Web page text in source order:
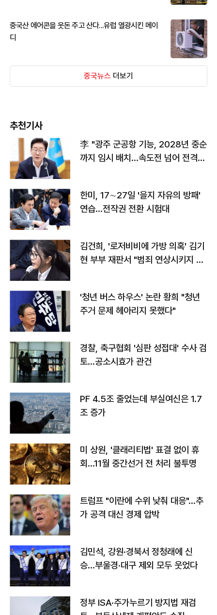
중국산 에어콘을 웃돈 주고 산다...유럽 열광시킨 메이
디
중국뉴스 더보기
추천기사
李 "광주 군공항 기능, 2028년 중순
까지 임시 배치…속도전 넘어 전격
한미, 17∼27일 '을지 자유의 방패'
연습…전작권 전환 시험대
김건희, '로저비비에 가방 의혹' 김기
현 부부 재판서 "범죄 연상시키지 말
'청년 버스 하우스' 논란 황희 "청년
주거 문제 헤아리지 못했다"
경찰, 축구협회 '심판 성접대' 수사 검
토…공소시효가 관건
PF 4.5조 줄었는데 부실여신은 1.7
조 증가
미 상원, '클래리티법' 표결 없이 휴
회…11월 중간선거 전 처리 불투명
트럼프 "이란에 수위 낮춰 대응"…추
가 공격 대신 경제 압박
김민석, 강원·경북서 정청래에 신
승…부울경·대구 제외 모두 웃었다
정부 ISA·주가누르기 방지법 재검